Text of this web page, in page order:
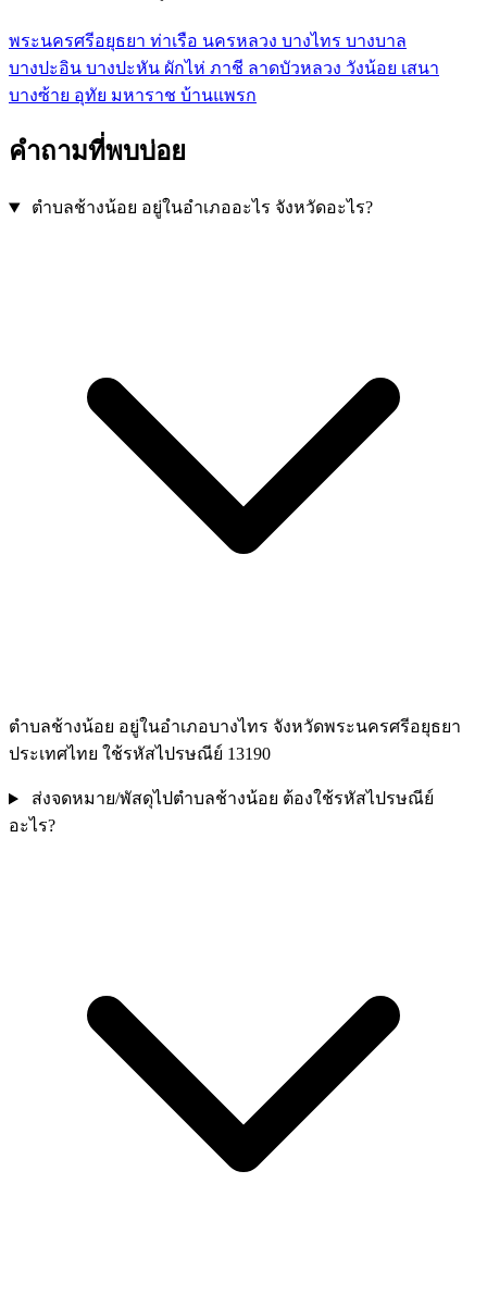
พระนครศรีอยุธยา ท่าเรือ นครหลวง บางไทร บางบาล
บางปะอิน บางปะหัน ผักไห่ ภาชี ลาดบัวหลวง วังน้อย เสนา
บางซ้าย อุทัย มหาราช บ้านแพรก
คำถามที่พบบ่อย
ตำบลช้างน้อย อยู่ในอำเภออะไร จังหวัดอะไร?
ตำบลช้างน้อย อยู่ในอำเภอบางไทร จังหวัดพระนครศรีอยุธยา
ประเทศไทย ใช้รหัสไปรษณีย์ 13190
ส่งจดหมาย/พัสดุไปตำบลช้างน้อย ต้องใช้รหัสไปรษณีย์
อะไร?